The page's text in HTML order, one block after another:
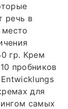
речь в
гр. Крем
пробников
для
самых